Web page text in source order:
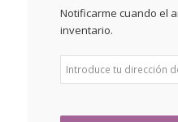
Notificarme cuando el
inventario.